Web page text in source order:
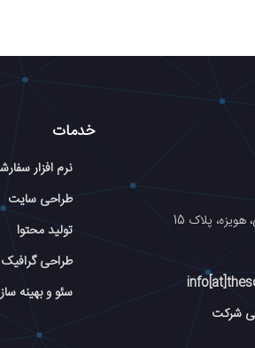
پلاک 15
شرکت
خدمات
نرم افزار
طراحی سایت
تولید محتوا
طراحی گرافیک
سئو و بهینه